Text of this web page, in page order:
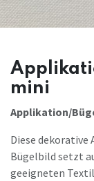
mini
Applikation/
Diese dekorative
Bügelbild setzt
geeigneten